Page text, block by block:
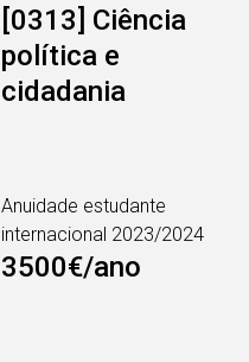
[0313] Ciência
política e
cidadania
Anuidade estudante
internacional 2023/2024
3500€/ano